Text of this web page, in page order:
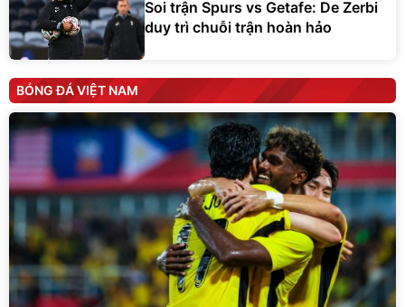
Soi trận Spurs vs Getafe: De Zerbi
duy trì chuỗi trận hoàn hảo
BÓNG ĐÁ VIỆT NAM